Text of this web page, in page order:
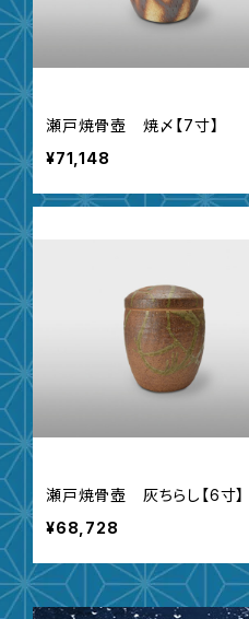
瀬戸焼骨壺 焼〆【7寸】
¥71,148
瀬戸焼骨壺 灰ちらし【6寸】
¥68,728